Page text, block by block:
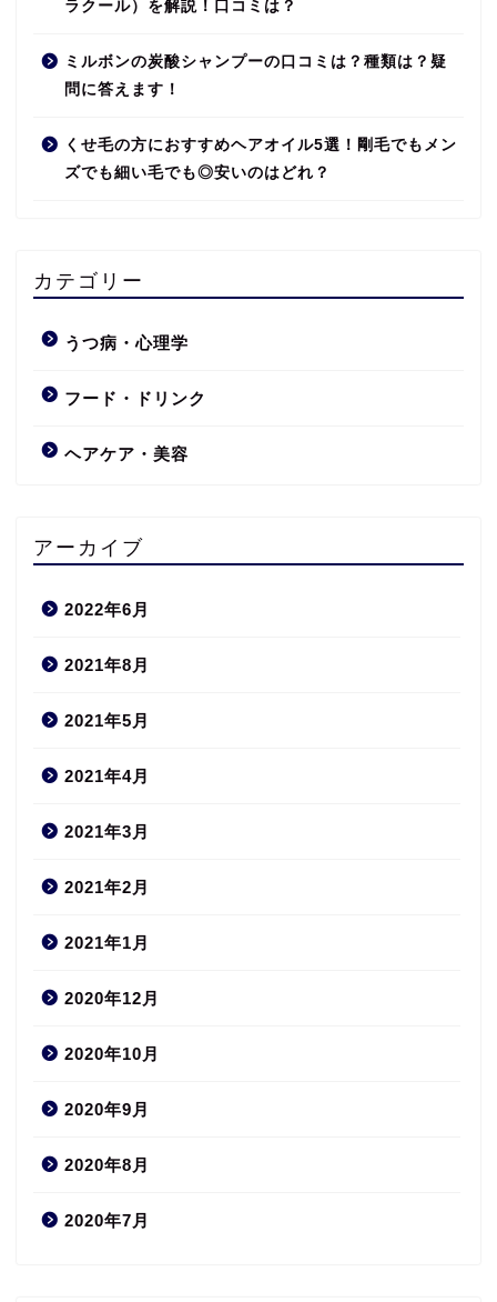
ラクール）を解説！口コミは？
ミルボンの炭酸シャンプーの口コミは？種類は？疑
問に答えます！
くせ毛の方におすすめヘアオイル5選！剛毛でもメン
ズでも細い毛でも◎安いのはどれ？
カテゴリー
うつ病・心理学
フード・ドリンク
ヘアケア・美容
アーカイブ
2022年6月
2021年8月
2021年5月
2021年4月
2021年3月
2021年2月
2021年1月
2020年12月
2020年10月
2020年9月
2020年8月
2020年7月